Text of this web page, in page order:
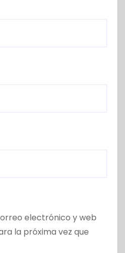
electrónico y web
la próxima vez que